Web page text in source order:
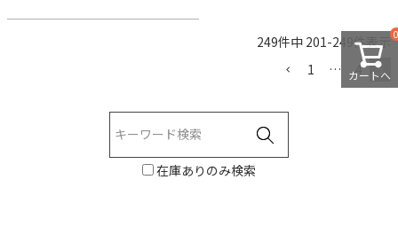
249件中 201-249 件表示
1
… 4 5
カートへ
0
在庫ありのみ検索